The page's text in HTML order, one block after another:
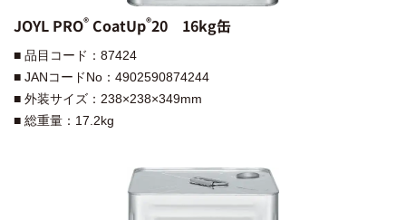
JOYL PRO®︎ CoatUp®︎20 16kg缶
■ 品目コード：87424
■ JANコードNo：4902590874244
■ 外装サイズ：238×238×349mm
■ 総重量：17.2kg